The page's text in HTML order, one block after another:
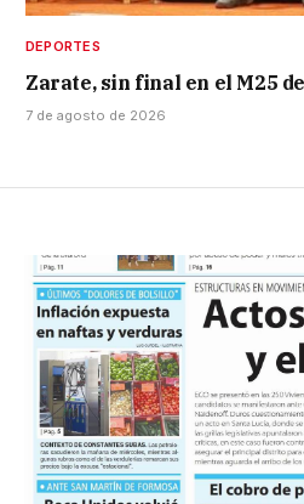
DEPORTES
Zarate, sin final en el M25
7 de agosto de 2026